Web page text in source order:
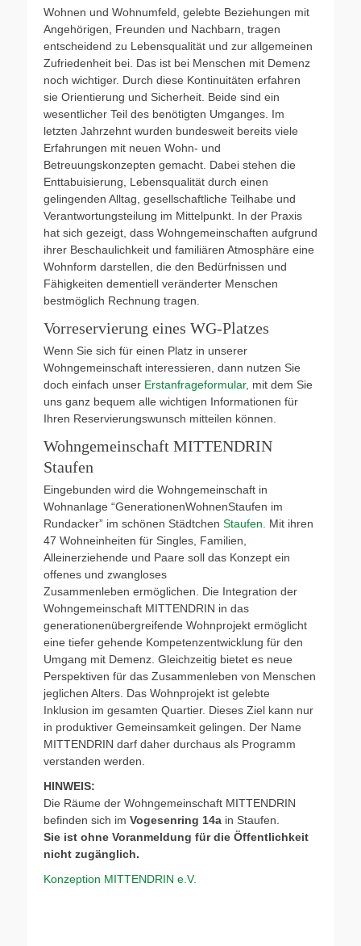
Wohnen und Wohnumfeld, gelebte Beziehungen mit
Angehörigen, Freunden und Nachbarn, tragen
entscheidend zu Lebensqualität und zur allgemeinen
Zufriedenheit bei. Das ist bei Menschen mit Demenz
noch wichtiger. Durch diese Kontinuitäten erfahren
sie Orientierung und Sicherheit. Beide sind ein
wesentlicher Teil des benötigten Umganges. Im
letzten Jahrzehnt wurden bundesweit bereits viele
Erfahrungen mit neuen Wohn- und
Betreuungskonzepten gemacht. Dabei stehen die
Enttabuisierung, Lebensqualität durch einen
gelingenden Alltag, gesellschaftliche Teilhabe und
Verantwortungsteilung im Mittelpunkt. In der Praxis
hat sich gezeigt, dass Wohngemeinschaften aufgrund
ihrer Beschaulichkeit und familiären Atmosphäre eine
Wohnform darstellen, die den Bedürfnissen und
Fähigkeiten dementiell veränderter Menschen
bestmöglich Rechnung tragen.
Vorreservierung eines WG-Platzes
Wenn Sie sich für einen Platz in unserer
Wohngemeinschaft interessieren, dann nutzen Sie
doch einfach unser Erstanfrageformular, mit dem Sie
uns ganz bequem alle wichtigen Informationen für
Ihren Reservierungswunsch mitteilen können.
Wohngemeinschaft MITTENDRIN
Staufen
Eingebunden wird die Wohngemeinschaft in
Wohnanlage “GenerationenWohnenStaufen im
Rundacker” im schönen Städtchen Staufen.
Mit ihren
47 Wohneinheiten für Singles, Familien,
Alleinerziehende und Paare soll das Konzept ein
offenes und zwangloses
Zusammenleben ermöglichen. Die Integration der
Wohngemeinschaft MITTENDRIN in das
generationenübergreifende Wohnprojekt ermöglicht
eine tiefer gehende Kompetenzentwicklung für den
Umgang mit Demenz. Gleichzeitig bietet es neue
Perspektiven für das Zusammenleben von Menschen
jeglichen Alters. Das Wohnprojekt ist gelebte
Inklusion im gesamten Quartier. Dieses Ziel kann nur
in produktiver Gemeinsamkeit gelingen. Der Name
MITTENDRIN darf daher durchaus als Programm
verstanden werden.
HINWEIS:
Die Räume der Wohngemeinschaft MITTENDRIN
befinden sich im Vogesenring 14a in Staufen.
Sie ist ohne Voranmeldung für die Öffentlichkeit
nicht zugänglich.
Konzeption MITTENDRIN e.V.